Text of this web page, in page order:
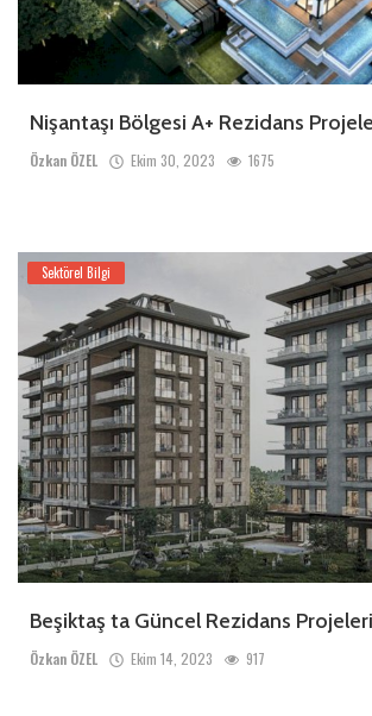
Nişantaşı Bölgesi A+ Rezidans
Özkan ÖZEL Ekim 30, 2023 1675
Sektörel Bilgi
Beşiktaş ta Güncel Rezidans
Özkan ÖZEL Ekim 14, 2023 917